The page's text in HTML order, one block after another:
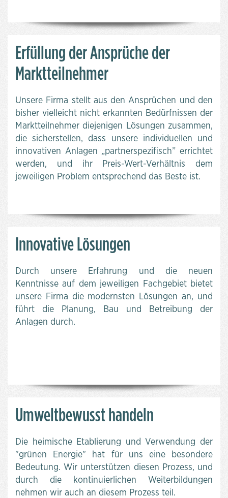
Erfüllung der Ansprüche der
Marktteilnehmer
Unsere Firma stellt aus den Ansprüchen und den
bisher vielleicht nicht erkannten Bedürfnissen der
Marktteilnehmer diejenigen Lösungen zusammen,
die sicherstellen, dass unsere individuellen und
innovativen Anlagen „partnerspezifisch” errichtet
werden, und ihr Preis-Wert-Verhältnis dem
jeweiligen Problem entsprechend das Beste ist.
Innovative Lösungen
Durch unsere Erfahrung und die neuen
Kenntnisse auf dem jeweiligen Fachgebiet bietet
unsere Firma die modernsten Lösungen an, und
führt die Planung, Bau und Betreibung der
Anlagen durch.
Umweltbewusst handeln
Die heimische Etablierung und Verwendung der
"grünen Energie" hat für uns eine besondere
Bedeutung. Wir unterstützen diesen Prozess, und
durch die kontinuierlichen Weiterbildungen
nehmen wir auch an diesem Prozess teil.